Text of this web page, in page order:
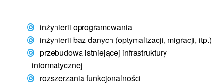
inżynierii oprogramowania
inżynierii baz danych (optymalizacji, migracji, itp.)
przebudowa istniejącej infrastruktury
informatycznej
rozszerzania funkcjonalności